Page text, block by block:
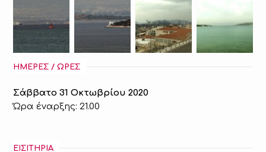
ΗΜΕΡΕΣ / ΩΡΕΣ
Σάββατο 31 Οκτωβρίου 2020
Ώρα έναρξης: 21.00
ΕΙΣΙΤΗΡΙΑ